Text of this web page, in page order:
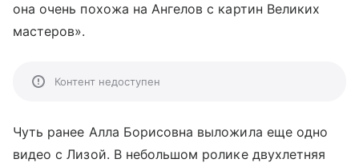
она очень похожа на Ангелов с картин Великих
мастеров».
Контент недоступен
Чуть ранее Алла Борисовна выложила еще одно
видео с Лизой. В небольшом ролике двухлетняя